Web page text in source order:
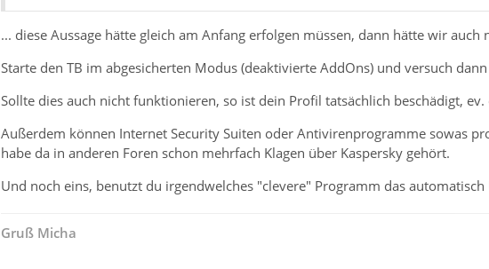
... diese Aussage hätte gleich am Anfang erfolgen müssen, dann hätte wir
Starte den TB im abgesicherten Modus (deaktivierte AddOns) und versuch dann
Sollte dies auch nicht funktionieren, so ist dein Profil tatsächlich beschädigt,
Außerdem können Internet Security Suiten oder Antivirenprogramme sowas
habe da in anderen Foren schon mehrfach Klagen über Kaspersky gehört.
Und noch eins, benutzt du irgendwelches "clevere" Programm das
Gruß Micha